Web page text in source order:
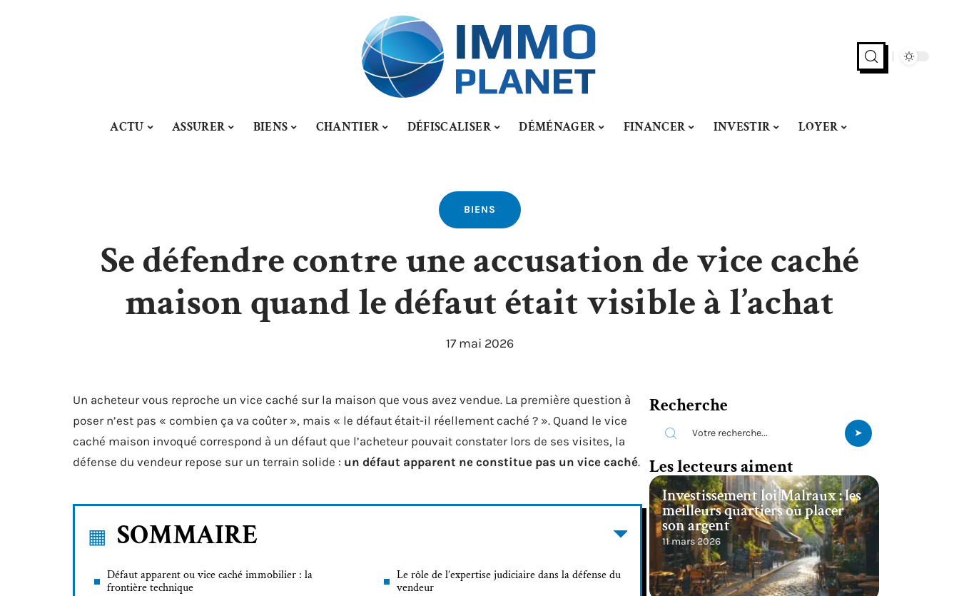
ACTU ASSURER BIENS CHANTIER DÉFISCALISER DÉMÉNAGER FINANCER INVESTIR LOYER
BIENS
Se défendre contre une accusation de vice caché
maison quand le défaut était visible à l’achat
17 mai 2026
Un acheteur vous reproche un vice caché sur la maison que vous avez vendue. La première question à
poser n’est pas « combien ça va coûter », mais « le défaut était-il réellement caché ? ». Quand le vice
caché maison invoqué correspond à un défaut que l’acheteur pouvait constater lors de ses visites, la
défense du vendeur repose sur un terrain solide : un défaut apparent ne constitue pas un vice caché.
SOMMAIRE
Défaut apparent ou vice caché immobilier : la
frontière technique
Le rôle de l’expertise judiciaire dans la défense du
vendeur
Recherche
Les lecteurs aiment
Investissement loi Malraux : les
meilleurs quartiers où placer
son argent
11 mars 2026